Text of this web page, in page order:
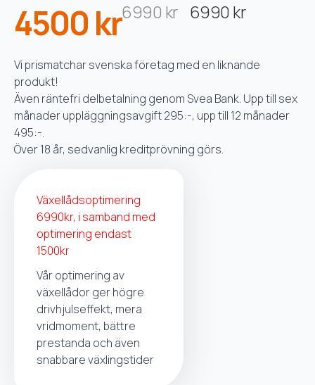
4500 kr6990 kr 6990 kr
Vi prismatchar svenska företag med en liknande
produkt!
Även räntefri delbetalning genom Svea Bank. Upp till sex
månader uppläggningsavgift 295:-, upp till 12 månader
495:-.
Över 18 år, sedvanlig kreditprövning görs.
Växellådsoptimering
6990kr, i samband med
optimering endast
1500kr
Vår optimering av
växellådor ger högre
drivhjulseffekt, mera
vridmoment, bättre
prestanda och även
snabbare växlingstider